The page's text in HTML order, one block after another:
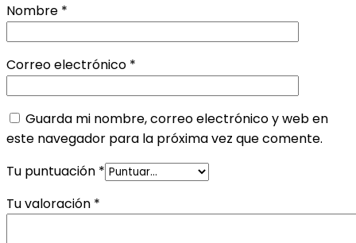
Nombre *
Correo electrónico *
Guarda mi nombre, correo electrónico y web en
este navegador para la próxima vez que comente.
Tu puntuación *
Tu valoración *